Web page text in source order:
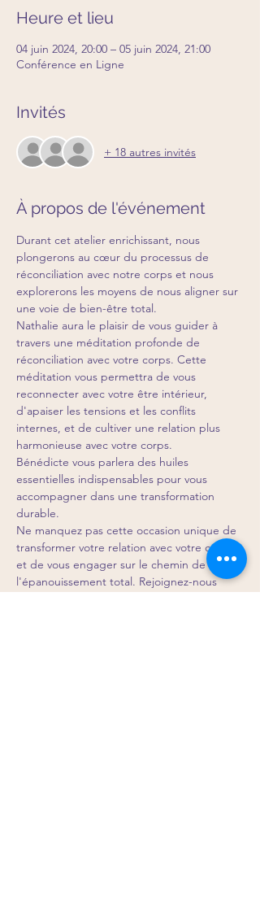
Heure et lieu
04 juin 2024, 20:00 – 05 juin 2024, 21:00
Conférence en Ligne
Invités
+ 18 autres invités
À propos de l'événement
Durant cet atelier enrichissant, nous
plongerons au cœur du processus de
réconciliation avec notre corps et nous
explorerons les moyens de nous aligner sur
une voie de bien-être total.
Nathalie aura le plaisir de vous guider à
travers une méditation profonde de
réconciliation avec votre corps. Cette
méditation vous permettra de vous
reconnecter avec votre être intérieur,
d'apaiser les tensions et les conflits
internes, et de cultiver une relation plus
harmonieuse avec votre corps.
Bénédicte vous parlera des huiles
essentielles indispensables pour vous
accompagner dans une transformation
durable.
Ne manquez pas cette occasion unique de
transformer votre relation avec votre corps
et de vous engager sur le chemin de
l'épanouissement total. Rejoignez-nous